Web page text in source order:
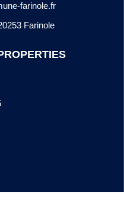
farinole.fr
Farinole